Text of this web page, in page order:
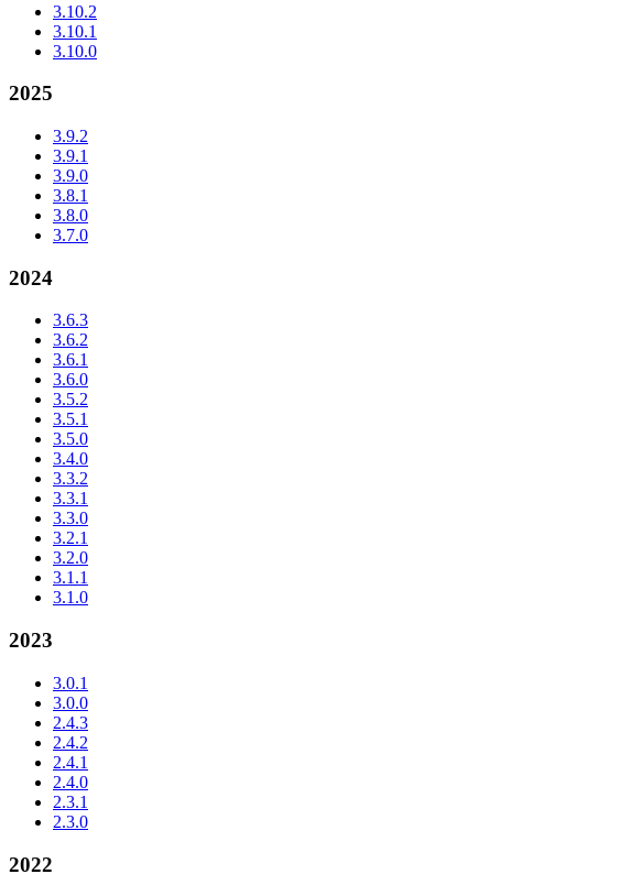
3.10.2
3.10.1
3.10.0
2025
3.9.2
3.9.1
3.9.0
3.8.1
3.8.0
3.7.0
2024
3.6.3
3.6.2
3.6.1
3.6.0
3.5.2
3.5.1
3.5.0
3.4.0
3.3.2
3.3.1
3.3.0
3.2.1
3.2.0
3.1.1
3.1.0
2023
3.0.1
3.0.0
2.4.3
2.4.2
2.4.1
2.4.0
2.3.1
2.3.0
2022